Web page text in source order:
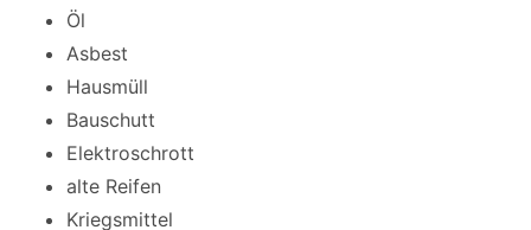
Öl
Asbest
Hausmüll
Bauschutt
Elektroschrott
alte Reifen
Kriegsmittel